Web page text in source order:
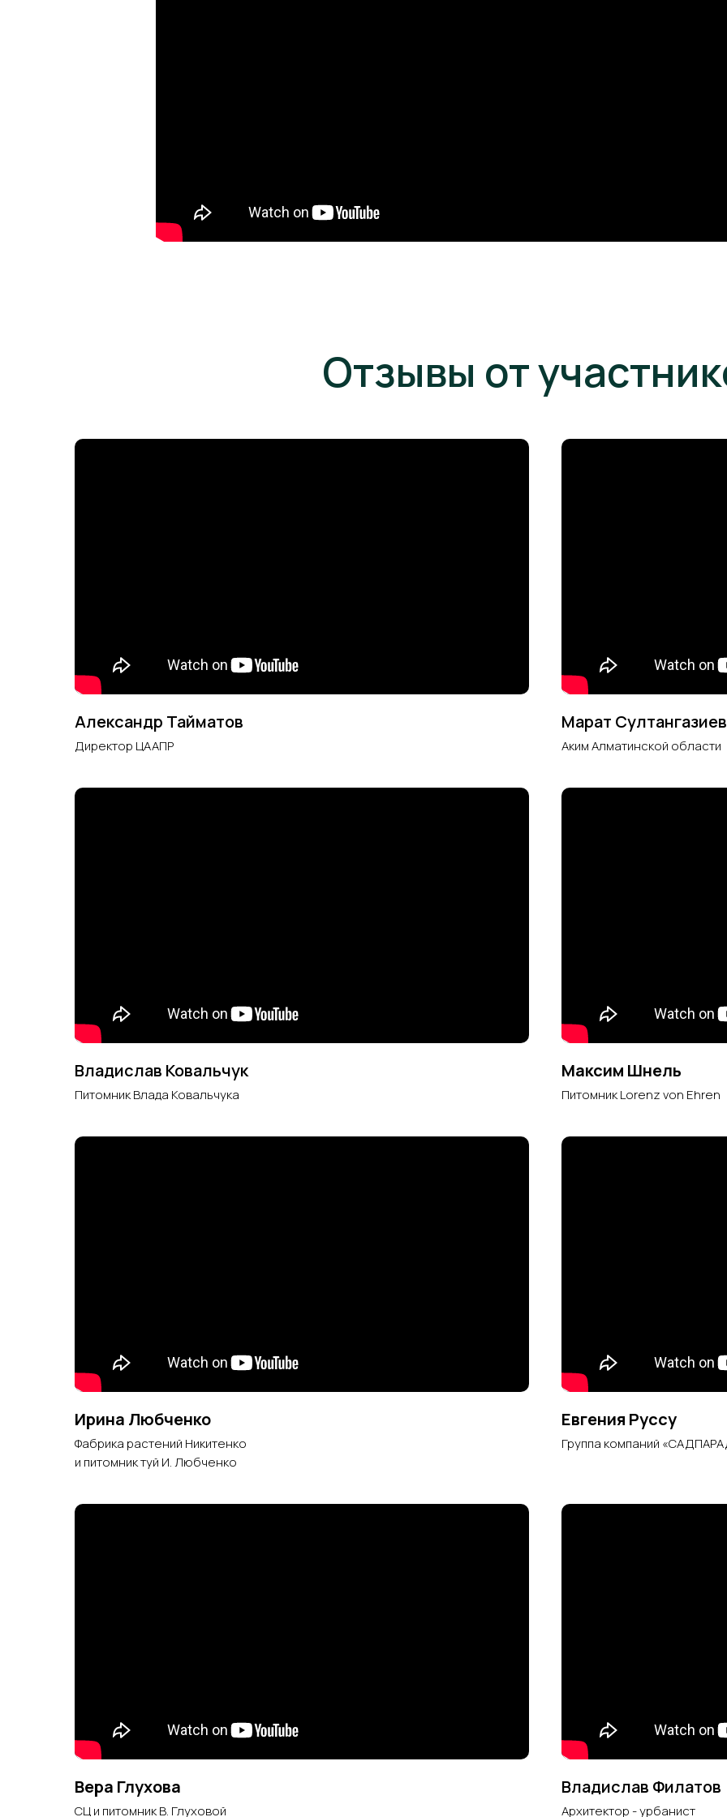
Отзывы от
Александр Тайматов
Директор ЦААПР
Марат Султангазиев
Аким Алматинской области
Владислав Ковальчук
Питомник Влада Ковальчука
Максим Шнель
Питомник Lorenz von Ehren
Ирина Любченко
Фабрика растений Никитенко
и питомник туй И. Любченко
Евгения Руссу
Группа компаний
Вера Глухова
СЦ и питомник В. Глуховой
Владислав Филатов
Архитектор - урбанист